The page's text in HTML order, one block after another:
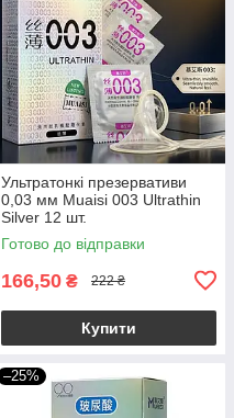
Ультратонкі презервативи
0,03 мм Muaisi 003 Ultrathin
Silver 12 шт.
Готово до відправки
166,50 ₴ 222 ₴
Купити
–25%